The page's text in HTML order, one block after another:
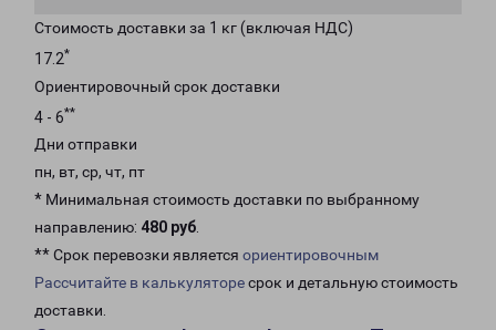
Стоимость доставки за 1 кг (включая НДС)
17.2*
Ориентировочный срок доставки
4 - 6**
Дни отправки
пн, вт, ср, чт, пт
* Минимальная стоимость доставки по выбранному
направлению: 480 руб.
** Срок перевозки является ориентировочным
Рассчитайте в калькуляторесрок и детальную стоимость
доставки.